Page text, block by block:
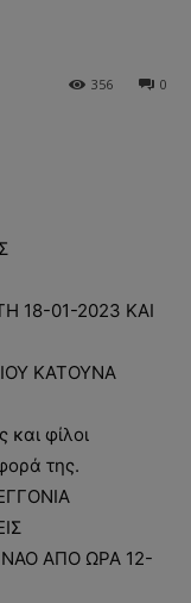
0
356
18-01-2023 ΚΑΙ
ΚΑΤΟΥΝΑ
και φίλοι
της.
ΝΑΟ ΑΠΟ ΩΡΑ 12-